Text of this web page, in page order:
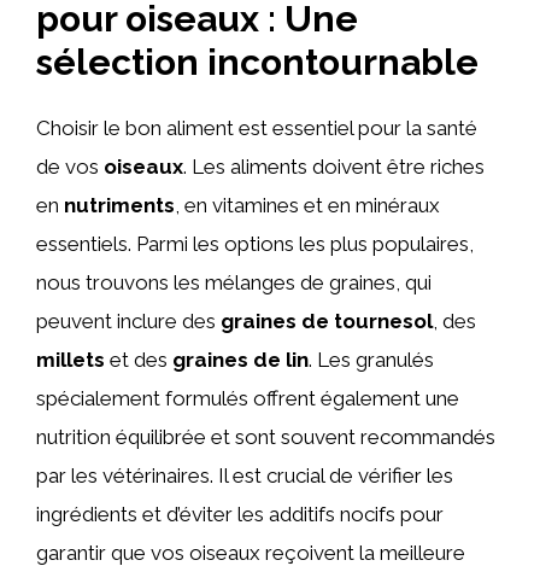
pour oiseaux : Une
sélection incontournable
Choisir le bon aliment est essentiel pour la santé
de vos oiseaux. Les aliments doivent être riches
en nutriments , en vitamines et en minéraux
essentiels. Parmi les options les plus populaires,
nous trouvons les mélanges de graines, qui
peuvent inclure des graines de tournesol, des
millets et des graines de lin. Les granulés
spécialement formulés offrent également une
nutrition équilibrée et sont souvent recommandés
par les vétérinaires. Il est crucial de vérifier les
ingrédients et d’éviter les additifs nocifs pour
garantir que vos oiseaux reçoivent la meilleure